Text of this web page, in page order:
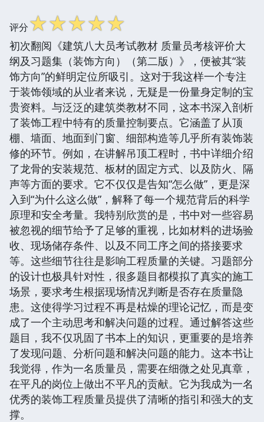
评分☆☆☆☆☆
初次翻阅《建筑八大员考试教材 质量员考核评价大
纲及习题集（装饰方向）（第二版）》，便被其“装
饰方向”的鲜明定位所吸引。这对于我这样一个专注
于装饰领域的从业者来说，无疑是一份量身定制的宝
贵资料。与泛泛的建筑类教材不同，这本书深入剖析
了装饰工程中特有的质量控制要点。它涵盖了从顶
棚、墙面、地面到门窗、细部构造等几乎所有装饰装
修的环节。例如，在讲解吊顶工程时，书中详细介绍
了龙骨的安装规范、板材的固定方式、以及防火、隔
声等方面的要求。它不仅仅是告知“怎么做”，更是深
入到“为什么这么做”，解释了每一个规范背后的科学
原理和安全考量。我特别欣赏的是，书中对一些容易
被忽视的细节给予了足够的重视，比如材料的进场验
收、现场储存条件、以及不同工序之间的搭接要求
等。这些细节往往是影响工程质量的关键。习题部分
的设计也极具针对性，很多题目都模拟了真实的施工
场景，要求考生根据现场情况判断是否存在质量隐
患。这使得学习过程不再是枯燥的理论记忆，而是变
成了一个主动思考和解决问题的过程。通过解答这些
题目，我不仅巩固了书本上的知识，更重要的是培养
了发现问题、分析问题和解决问题的能力。这本书让
我觉得，作为一名质量员，需要在细微之处见真章，
在平凡的岗位上做出不平凡的贡献。它为我成为一名
优秀的装饰工程质量员提供了清晰的指引和强大的支
撑。